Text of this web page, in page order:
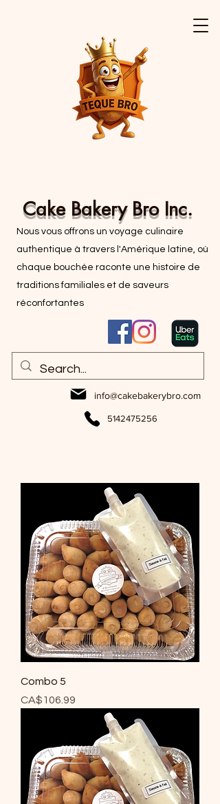
Cake Bakery Bro Inc.
Nous vous offrons un voyage culinaire
authentique à travers l'Amérique latine, où
chaque bouchée raconte une histoire de
traditions familiales et de saveurs
réconfortantes
info@cakebakerybro.com
5142475256
Combo 5
Price
CA$106.99